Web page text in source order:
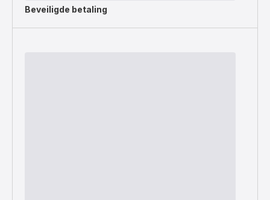
Beveiligde betaling